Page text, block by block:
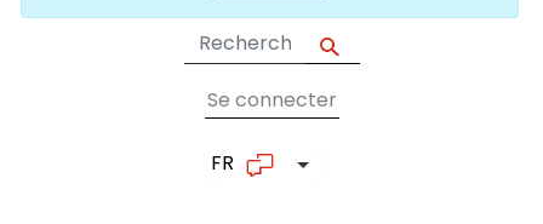
User account
Se connecter
FR List additional actions